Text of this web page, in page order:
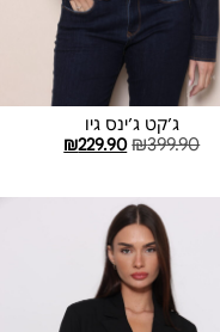
ג׳קט ג׳ינס גיו
₪399.90
₪229.90